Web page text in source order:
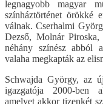
legnagyobb magyar
színháztörténet örökké
válnak. Cserhalmi
Dezső, Molnár
néhány színész abból
valaha megkapták az
Schwajda György, az
igazgatója 2000-ben
amelyet akkor tizenkét